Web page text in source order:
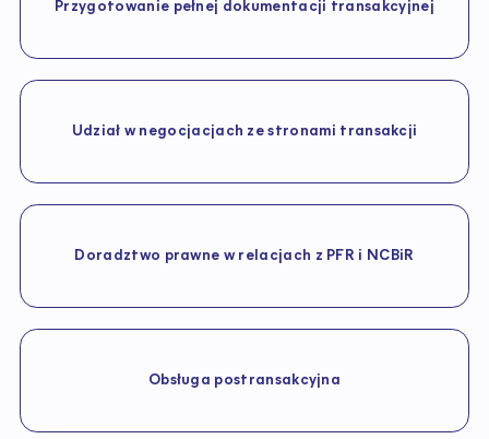
Przygotowanie pełnej dokumentacji transakcyjnej
Udział w negocjacjach ze stronami transakcji
Doradztwo prawne w relacjach z PFR i NCBiR
Obsługa postransakcyjna